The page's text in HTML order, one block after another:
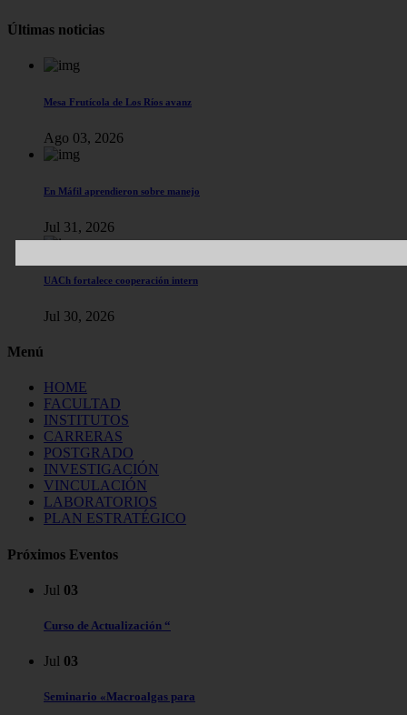
Últimas noticias
Mesa Frutícola de Los Ríos avanz
Ago 03, 2026
En Máfil aprendieron sobre manejo
Jul 31, 2026
UACh fortalece cooperación intern
Jul 30, 2026
Menú
HOME
FACULTAD
INSTITUTOS
CARRERAS
POSTGRADO
INVESTIGACIÓN
VINCULACIÓN
LABORATORIOS
PLAN ESTRATÉGICO
Próximos Eventos
Jul 03
Curso de Actualización “
Jul 03
Seminario «Macroalgas para